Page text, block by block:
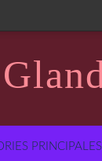
PRINCIPALES